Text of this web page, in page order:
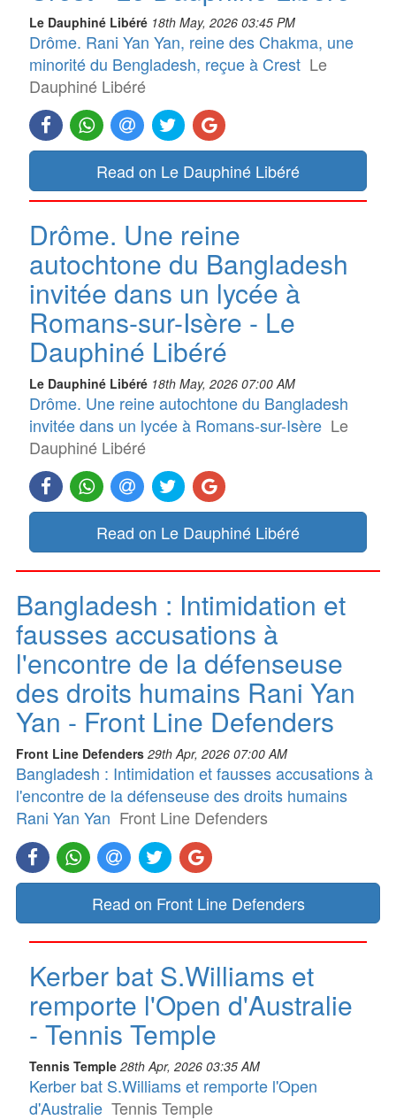
Le Dauphiné Libéré 18th May, 2026 03:45 PM
Drôme. Rani Yan Yan, reine des Chakma, une
minorité du Bengladesh, reçue à Crest Le
Dauphiné Libéré
Read on Le Dauphiné Libéré
Drôme. Une reine
autochtone du Bangladesh
invitée dans un lycée à
Romans-sur-Isère - Le
Dauphiné Libéré
Le Dauphiné Libéré 18th May, 2026 07:00 AM
Drôme. Une reine autochtone du Bangladesh
invitée dans un lycée à Romans-sur-Isère Le
Dauphiné Libéré
Read on Le Dauphiné Libéré
Bangladesh : Intimidation et
fausses accusations à
l'encontre de la défenseuse
des droits humains Rani Yan
Yan - Front Line Defenders
Front Line Defenders 29th Apr, 2026 07:00 AM
Bangladesh : Intimidation et fausses accusations à
l'encontre de la défenseuse des droits humains
Rani Yan Yan Front Line Defenders
Read on Front Line Defenders
Kerber bat S.Williams et
remporte l'Open d'Australie
- Tennis Temple
Tennis Temple 28th Apr, 2026 03:35 AM
Kerber bat S.Williams et remporte l'Open
d'Australie Tennis Temple